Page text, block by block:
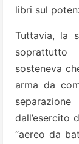
libri sul
Tuttavia, la
soprattutto
sosteneva
arma da
dall’esercito
“aereo da